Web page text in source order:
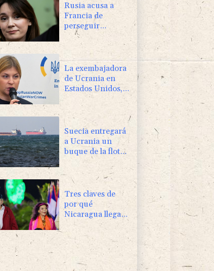
Rusia acusa a
Francia de
perseguir
políticamente a la
periodista Xenia
Fedorova
La exembajadora
de Ucrania en
Estados Unidos,
sospechosa de
corrupción
Suecia entregará
a Ucrania un
buque de la flota
fantasma rusa
Tres claves de
por qué
Nicaragua llega al
extremo de
anular las
elecciones